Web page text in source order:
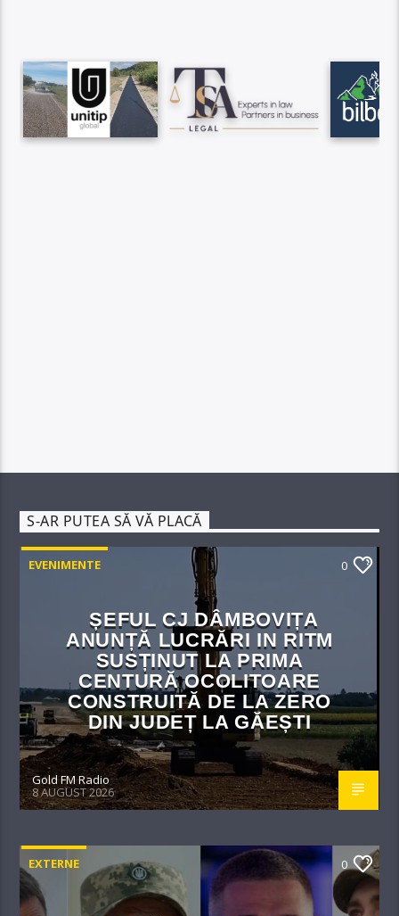
S-AR PUTEA SĂ VĂ PLACĂ
EVENIMENTE 0
ȘEFUL CJ DÂMBOVIȚA
ANUNȚĂ LUCRĂRI IN RITM
SUSȚINUT LA PRIMA
CENTURĂ OCOLITOARE
CONSTRUITĂ DE LA ZERO
DIN JUDEȚ LA GĂEȘTI
Gold FM Radio
8 AUGUST 2026
EXTERNE 0